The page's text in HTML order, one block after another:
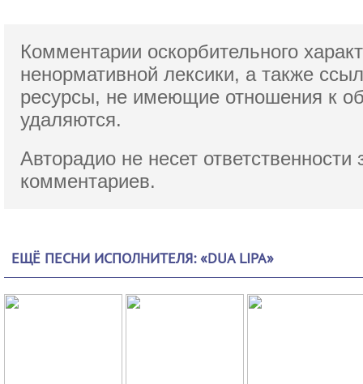
Комментарии оскорбительного
ненормативной лексики, а также
ресурсы, не имеющие отношения к
удаляются.
Авторадио не несет ответственности
комментариев.
ЕЩЁ ПЕСНИ ИСПОЛНИТЕЛЯ: «DUA LIPA»